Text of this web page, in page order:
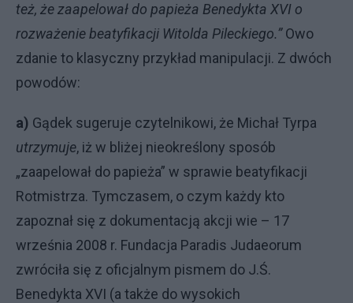
też, że zaapelował do papieża Benedykta XVI o
rozważenie beatyfikacji Witolda Pileckiego.” Owo
zdanie to klasyczny przykład manipulacji. Z dwóch
powodów:
a) Gądek sugeruje czytelnikowi, że Michał Tyrpa
utrzymuje, iż w bliżej nieokreślony sposób
„zaapelował do papieża” w sprawie beatyfikacji
Rotmistrza. Tymczasem, o czym każdy kto
zapoznał się z dokumentacją akcji wie – 17
września 2008 r. Fundacja Paradis Judaeorum
zwróciła się z oficjalnym pismem do J.Ś.
Benedykta XVI (a także do wysokich